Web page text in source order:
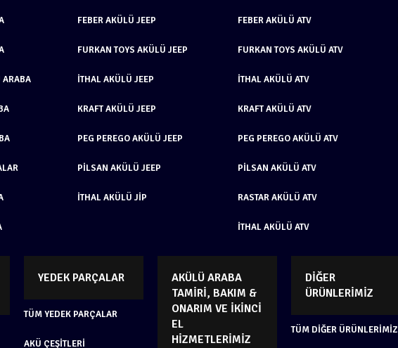
ARABA
FEBER AKÜLÜ JEEP
FURKAN TOYS AKÜLÜ JEEP
İTHAL AKÜLÜ JEEP
KRAFT AKÜLÜ JEEP
PEG PEREGO AKÜLÜ JEEP
PILSAN AKÜLÜ JEEP
İTHAL AKÜLÜ JIP
FEBER AKÜLÜ ATV
FURKAN TOYS AKÜLÜ ATV
İTHAL AKÜLÜ ATV
KRAFT AKÜLÜ ATV
PEG PEREGO AKÜLÜ ATV
PILSAN AKÜLÜ ATV
RASTAR AKÜLÜ ATV
İTHAL AKÜLÜ ATV
YEDEK PARÇALAR
TÜM YEDEK PARÇALAR
AKÜ ÇEŞITLERI
AKÜLÜ ARABA
TAMIRI, BAKIM &
ONARIM VE İKINCI
EL
HIZMETLERIMIZ
DIĞER
ÜRÜNLERIMIZ
TÜM DIĞER ÜRÜNLERIMIZ